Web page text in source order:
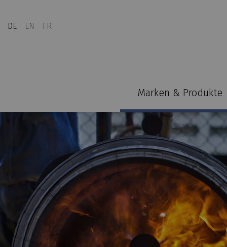
DE EN FR
Marken & Produkte